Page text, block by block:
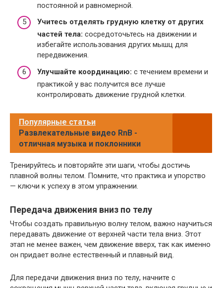
постоянной и равномерной.
Учитесь отделять грудную клетку от других
частей тела: сосредоточьтесь на движении и
избегайте использования других мышц для
передвижения.
Улучшайте координацию: с течением времени и
практикой у вас получится все лучше
контролировать движение грудной клетки.
Популярные статьи
Развлекательные видео RnB -
отличная музыка и поклонники
Тренируйтесь и повторяйте эти шаги, чтобы достичь
плавной волны телом. Помните, что практика и упорство
— ключи к успеху в этом упражнении.
Передача движения вниз по телу
Чтобы создать правильную волну телом, важно научиться
передавать движение от верхней части тела вниз. Этот
этап не менее важен, чем движение вверх, так как именно
он придает волне естественный и плавный вид.
Для передачи движения вниз по телу, начните с